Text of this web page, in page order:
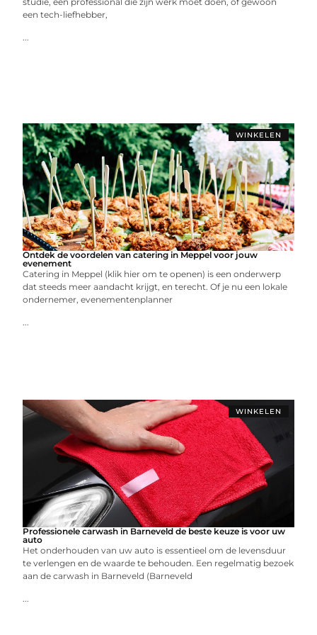
een tech-liefhebber,
...
WINKELEN
Ontdek de voordelen van catering in Meppel voor jouw
evenement
Catering in Meppel (klik hier om te openen) is een onderwerp
dat steeds meer aandacht krijgt, en terecht. Of je nu een lokale
ondernemer, evenementenplanner
...
WINKELEN
Professionele carwash in Barneveld de beste keuze is voor uw
auto
Het onderhouden van uw auto is essentieel om de levensduur
te verlengen en de waarde te behouden. Een regelmatig bezoek
aan de carwash in Barneveld (Barneveld
...